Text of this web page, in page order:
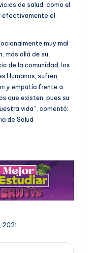
de salud, como el
efectivamente el
muy mal
más allá de su
de la comunidad, los
Humanos, sufren,
y empatía frente a
que existen, pues su
vida”, comentó;
de Salud